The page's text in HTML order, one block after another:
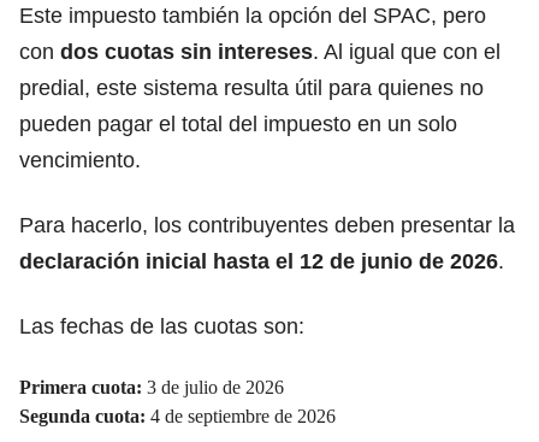
Este impuesto también la opción del SPAC, pero
con dos cuotas sin intereses. Al igual que con el
predial, este sistema resulta útil para quienes no
pueden pagar el total del impuesto en un solo
vencimiento.
Para hacerlo, los contribuyentes deben presentar la
declaración inicial hasta el 12 de junio de 2026.
Las fechas de las cuotas son:
Primera cuota: 3 de julio de 2026
Segunda cuota: 4 de septiembre de 2026